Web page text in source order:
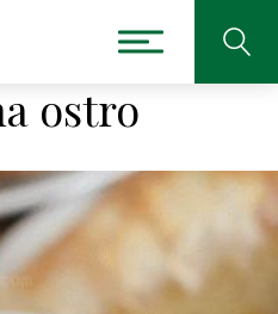
ostro